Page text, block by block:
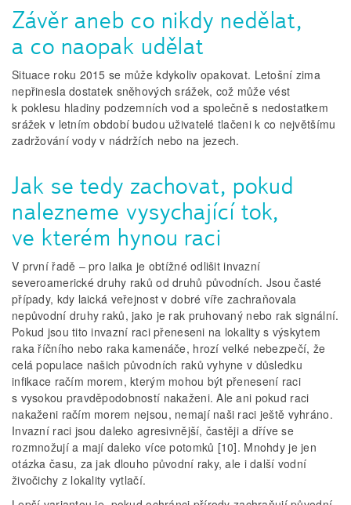
Závěr aneb co nikdy nedělat,
a co naopak udělat
Situace roku 2015 se může kdykoliv opakovat. Letošní zima
nepřinesla dostatek sněhových srážek, což může vést
k poklesu hladiny podzemních vod a společně s nedostatkem
srážek v letním období budou uživatelé tlačeni k co největšímu
zadržování vody v nádržích nebo na jezech.
Jak se tedy zachovat, pokud
nalezneme vysychající tok,
ve kterém hynou raci
V první řadě – pro laika je obtížné odlišit invazní
severoamerické druhy raků od druhů původních. Jsou časté
případy, kdy laická veřejnost v dobré víře zachraňovala
nepůvodní druhy raků, jako je rak pruhovaný nebo rak signální.
Pokud jsou tito invazní raci přeneseni na lokality s výskytem
raka říčního nebo raka kamenáče, hrozí velké nebezpečí, že
celá populace našich původních raků vyhyne v důsledku
infikace račím morem, kterým mohou být přenesení raci
s vysokou pravděpodobností nakaženi. Ale ani pokud raci
nakaženi račím morem nejsou, nemají naši raci ještě vyhráno.
Invazní raci jsou daleko agresivnější, častěji a dříve se
rozmnožují a mají daleko více potomků [10]. Mnohdy je jen
otázka času, za jak dlouho původní raky, ale i další vodní
živočichy z lokality vytlačí.